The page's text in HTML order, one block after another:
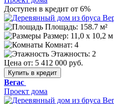
Доступен в кредит от 6%
Площадь: 158.7 м²
Размер: 11,0 х 10,2 м
Комнат: 4
Этажность: 2
Цена от: 5 412 000 руб.
Купить в кредит
Вегас
Проект дома